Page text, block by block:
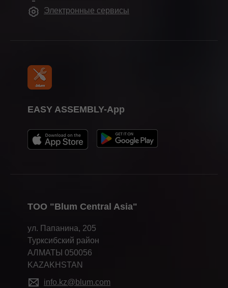
Демонстрационные залы
ТОО "Blum Central Asia"
ул. Папанина, 205
Турксибский район
АЛМАТЫ 050056
KAZAKHSTAN
info.kz@blum.com
EASY ASSEMBLY-App
Электронные сервисы